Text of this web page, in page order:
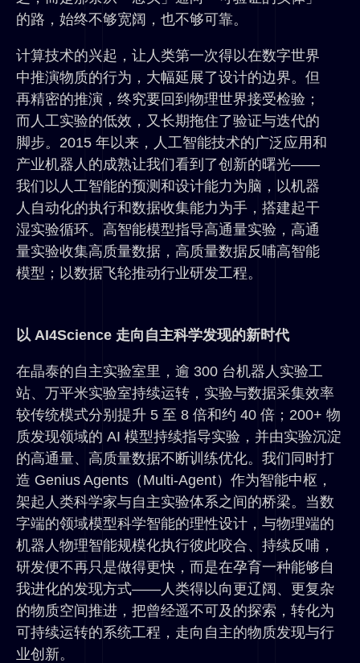
的路，始终不够宽阔，也不够可靠。
计算技术的兴起，让人类第一次得以在数字世界
中推演物质的行为，大幅延展了设计的边界。但
再精密的推演，终究要回到物理世界接受检验；
而人工实验的低效，又长期拖住了验证与迭代的
脚步。2015 年以来，人工智能技术的广泛应用和
产业机器人的成熟让我们看到了创新的曙光——
我们以人工智能的预测和设计能力为脑，以机器
人自动化的执行和数据收集能力为手，搭建起干
湿实验循环。高智能模型指导高通量实验，高通
量实验收集高质量数据，高质量数据反哺高智能
模型；以数据飞轮推动行业研发工程。
以 AI4Science 走向自主科学发现的新时代
在晶泰的自主实验室里，逾 300 台机器人实验工
站、万平米实验室持续运转，实验与数据采集效率
较传统模式分别提升 5 至 8 倍和约 40 倍；200+ 物
质发现领域的 AI 模型持续指导实验，并由实验沉淀
的高通量、高质量数据不断训练优化。我们同时打
造 Genius Agents（Multi-Agent）作为智能中枢，
架起人类科学家与自主实验体系之间的桥梁。当数
字端的领域模型科学智能的理性设计，与物理端的
机器人物理智能规模化执行彼此咬合、持续反哺，
研发便不再只是做得更快，而是在孕育一种能够自
我进化的发现方式——人类得以向更辽阔、更复杂
的物质空间推进，把曾经遥不可及的探索，转化为
可持续运转的系统工程，走向自主的物质发现与行
业创新。